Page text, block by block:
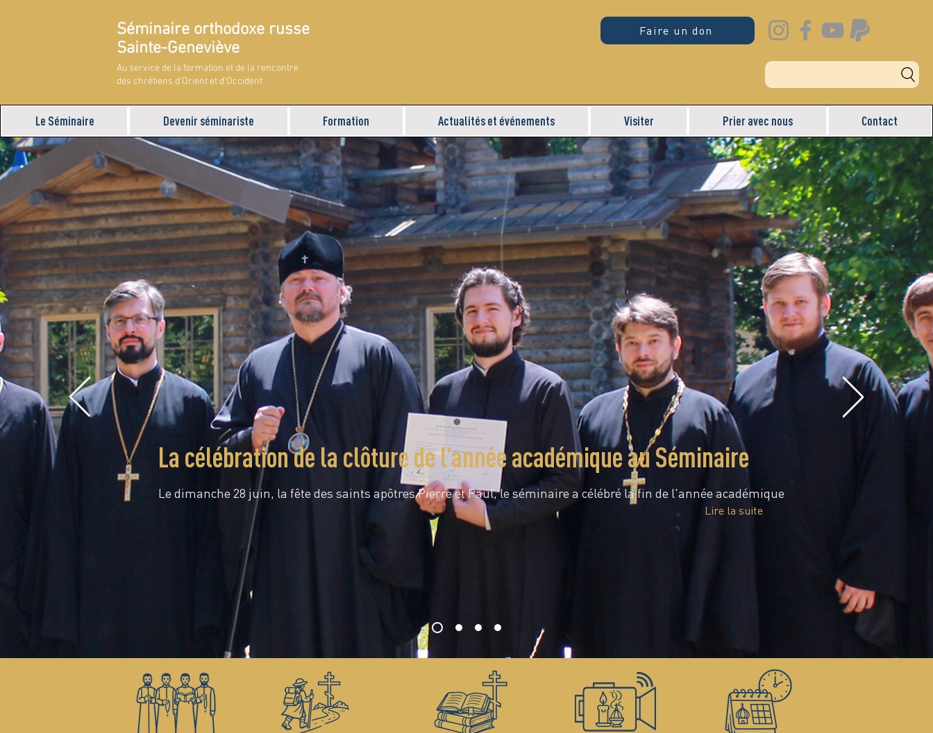
Séminaire orthodoxe russe
Sainte-Geneviève
Au service de la formation et de la rencontre
des chrétiens d'Orient et d'Occident
Faire un don
Le Séminaire Devenir séminariste Formation Actualités et événements Visiter Prier avec nous Contact
La célébration de la clôture de l’année académique au Séminaire
Le dimanche 28 juin, la fête des saints apôtres Pierre et Paul, le séminaire a célébré la fin de l'année académique
Lire la suite